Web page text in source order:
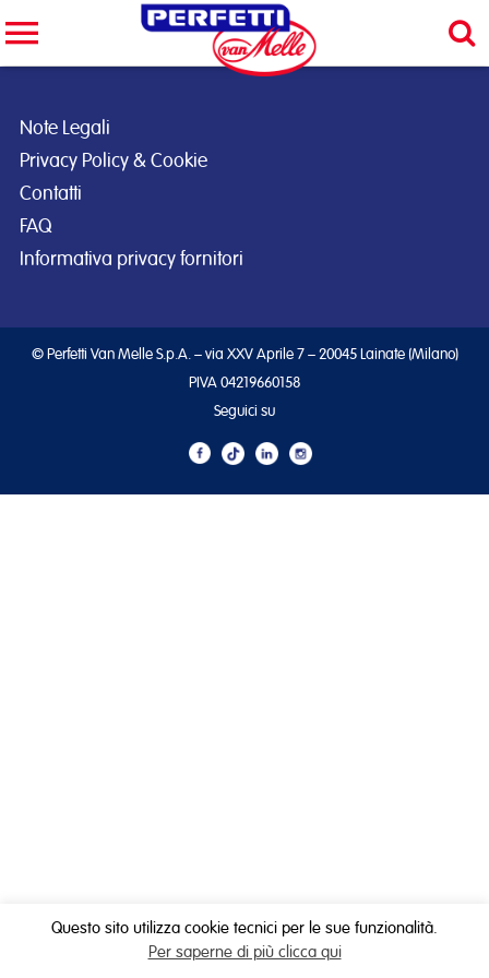
Note Legali
Privacy Policy & Cookie
Contatti
FAQ
Informativa privacy fornitori
© Perfetti Van Melle S.p.A. – via XXV Aprile 7 – 20045 Lainate (Milano)
PIVA 04219660158
Seguici su
Questo sito utilizza cookie tecnici per le sue funzionalità.
Per saperne di più clicca qui